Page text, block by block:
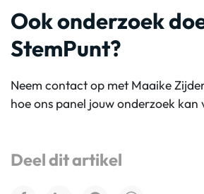
Ook onderzoek
StemPunt?
Neem contact op met Maaike
hoe ons panel jouw onderzoek kan
Deel dit artikel